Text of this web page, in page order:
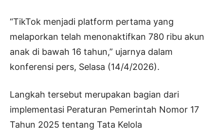
“TikTok menjadi platform pertama yang
melaporkan telah menonaktifkan 780 ribu akun
anak di bawah 16 tahun,” ujarnya dalam
konferensi pers, Selasa (14/4/2026).
Langkah tersebut merupakan bagian dari
implementasi Peraturan Pemerintah Nomor 17
Tahun 2025 tentang Tata Kelola